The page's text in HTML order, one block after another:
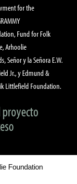
for the
Fund for Folk
Arhoolie
Señor y la Señora E.W.
Jr., y Edmund &
Littlefield Foundation.
Foundation